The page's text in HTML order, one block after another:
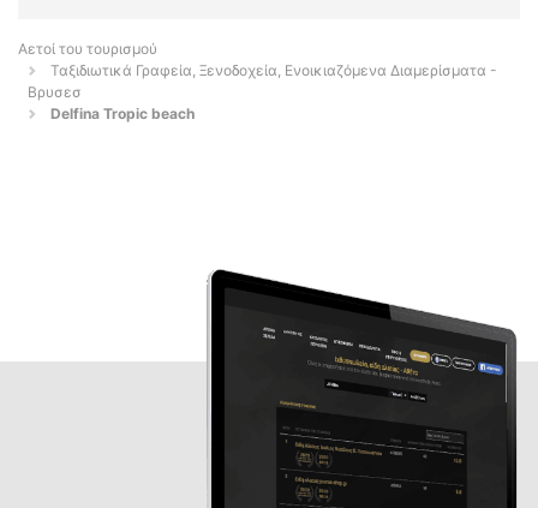
Αετοί του τουρισμού
Ταξιδιωτικά Γραφεία, Ξενοδοχεία, Ενοικιαζόμενα Διαμερίσματα -
Βρυσεσ
Delfina Tropic beach